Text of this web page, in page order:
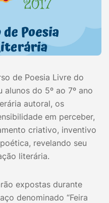
de Poesia Livre do
do 5º ao 7º ano
autoral, os
em perceber,
criativo, inventivo
revelando seu
literária.
expostas durante
denominado “Feira